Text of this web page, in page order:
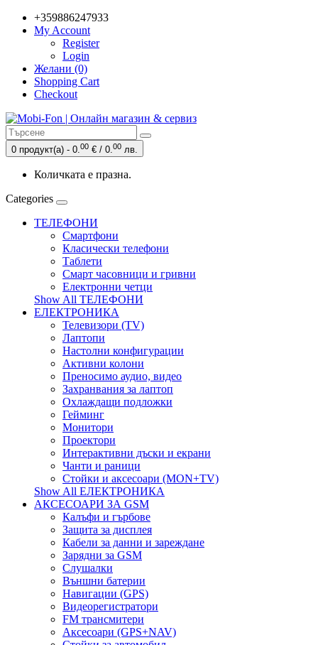
+359886247933
My Account
Register
Login
Желани (0)
Shopping Cart
Checkout
0 продукт(а) - 0.00 € / 0.00 лв.
Количката е празна.
Categories
ТЕЛЕФОНИ
Смартфони
Класически телефони
Таблети
Смарт часовници и гривни
Електронни четци
Show All ТЕЛЕФОНИ
ЕЛЕКТРОНИКА
Телевизори (TV)
Лаптопи
Настолни конфигурации
Активни колони
Преносимо аудио, видео
Захранвания за лаптоп
Охлаждащи подложки
Гейминг
Монитори
Проектори
Интерактивни дъски и екрани
Чанти и раници
Стойки и аксесоари (MON+TV)
Show All ЕЛЕКТРОНИКА
АКСЕСОАРИ ЗА GSM
Калъфи и гърбове
Защита за дисплея
Кабели за данни и зареждане
Зарядни за GSM
Слушалки
Външни батерии
Навигации (GPS)
Видеорегистратори
FM трансмитери
Аксесоари (GPS+NAV)